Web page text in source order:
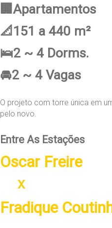
🏢Apartamentos
📐151 a 440 m²
🛌2 ~ 4 Dorms.
🚘2 ~ 4 Vagas
O projeto com torre única em
pelo novo.
Entre As Estações
Oscar Freire
X
Fradique